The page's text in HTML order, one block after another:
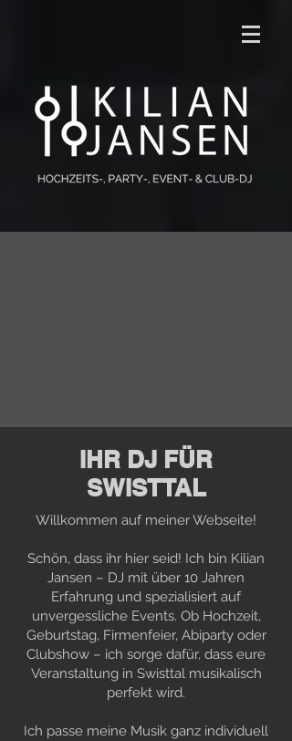
IHR DJ FÜR
SWISTTAL
Willkommen auf meiner Webseite!
Schön, dass ihr hier seid! Ich bin Kilian
Jansen – DJ mit über 10 Jahren
Erfahrung und spezialisiert auf
unvergessliche Events. Ob Hochzeit,
Geburtstag, Firmenfeier, Abiparty oder
Clubshow – ich sorge dafür, dass eure
Veranstaltung in Swisttal musikalisch
perfekt wird.
Ich passe meine Musik ganz individuell